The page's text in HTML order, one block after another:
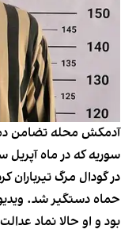
در گودال مرگ
حماه دستگیر شد.
بود و او حالا نماد